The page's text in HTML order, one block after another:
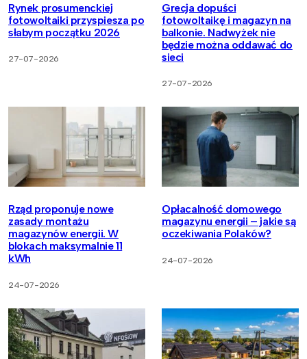
Rynek prosumenckiej
fotowoltaiki przyspiesza po
słabym początku 2026
27-07-2026
Grecja dopuści
fotowoltaikę i magazyn na
balkonie. Nadwyżek nie
będzie można oddawać do
sieci
27-07-2026
Rząd proponuje nowe
zasady montażu
magazynów energii. W
blokach maksymalnie 11
kWh
24-07-2026
Opłacalność domowego
magazynu energii – jakie są
oczekiwania Polaków?
24-07-2026